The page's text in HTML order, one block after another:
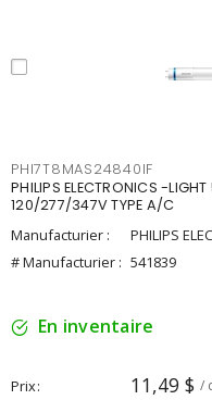
PHI7T8MAS24840IF
PHILIPS ELECTRONICS -
120/277/347V TYPE A/C
Manufacturier :
PHILIPS
# Manufacturier : 541839
En inventaire
Prix 11,49 $ /